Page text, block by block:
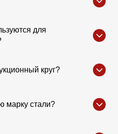
для
круг?
марку стали?